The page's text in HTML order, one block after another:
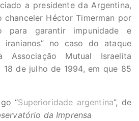
a presidente da Argentina,
chanceler Héctor Timerman por
para garantir impunidade e
iranianos” no caso do ataque
Mutual Israelita
18 de julho de 1994, em que 85
“Superioridade argentina”, de
da Imprensa